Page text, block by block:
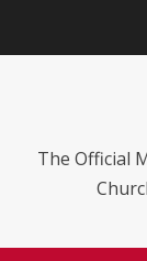
The Official